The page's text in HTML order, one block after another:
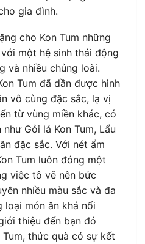
gia đình.
cho Kon Tum những
một hệ sinh thái động
và nhiều chủng loài.
Tum đã dần được hình
vô cùng đặc sắc, lạ vị
từ vùng miền khác, có
Gỏi lá Kon Tum, Lẩu
đặc sắc. Với nét ẩm
Tum luôn đóng một
việc tô vẽ nên bức
nhiều màu sắc và đa
loại món ăn khá nổi
thiệu đến bạn đó
thức quà có sự kết